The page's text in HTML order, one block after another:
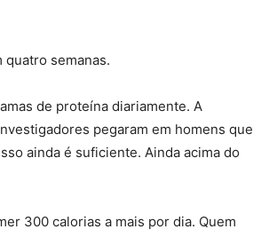
quatro semanas.
de proteína diariamente. A
pegaram em homens que
ainda é suficiente. Ainda acima do
300 calorias a mais por dia. Quem